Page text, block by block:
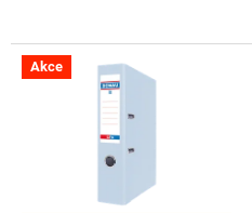
Akce